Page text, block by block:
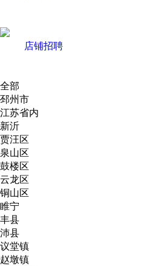
店铺招聘
全部
邳州市
江苏省内
新沂
贾汪区
泉山区
鼓楼区
云龙区
铜山区
睢宁
丰县
沛县
议堂镇
赵墩镇